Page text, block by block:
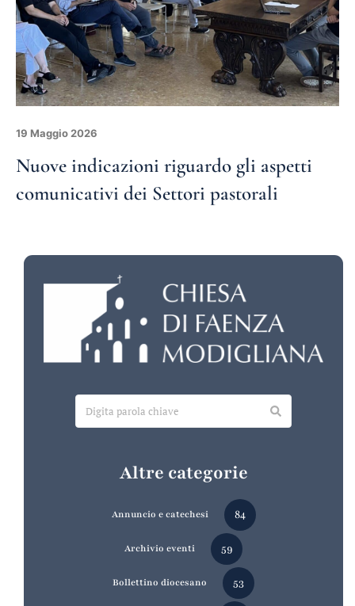
19 Maggio 2026
Nuove indicazioni riguardo gli aspetti
comunicativi dei Settori pastorali
Altre categorie
Annuncio e catechesi 84
Archivio eventi 59
Bollettino diocesano 53